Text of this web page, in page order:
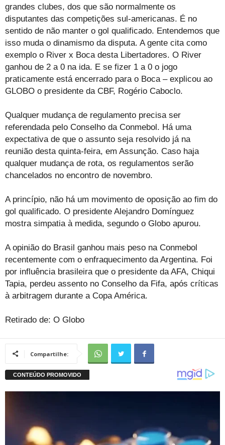
grandes clubes, dos que são normalmente os
disputantes das competições sul-americanas. É no
sentido de não manter o gol qualificado. Entendemos que
isso muda o dinamismo da disputa. A gente cita como
exemplo o River x Boca desta Libertadores. O River
ganhou de 2 a 0 na ida. E se fizer 1 a 0 o jogo
praticamente está encerrado para o Boca – explicou ao
GLOBO o presidente da CBF, Rogério Caboclo.
Qualquer mudança de regulamento precisa ser
referendada pelo Conselho da Conmebol. Há uma
expectativa de que o assunto seja resolvido já na
reunião desta quinta-feira, em Assunção. Caso haja
qualquer mudança de rota, os regulamentos serão
chancelados no encontro de novembro.
A princípio, não há um movimento de oposição ao fim do
gol qualificado. O presidente Alejandro Domínguez
mostra simpatia à medida, segundo o Globo apurou.
A opinião do Brasil ganhou mais peso na Conmebol
recentemente com o enfraquecimento da Argentina. Foi
por influência brasileira que o presidente da AFA, Chiqui
Tapia, perdeu assento no Conselho da Fifa, após críticas
à arbitragem durante a Copa América.
Retirado de: O Globo
Compartilhe: